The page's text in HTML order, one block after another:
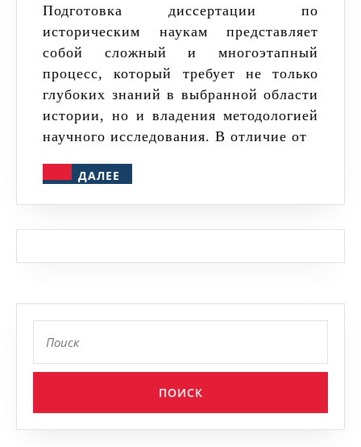
научный
труд:
написания
по
Подготовка диссертации по
историческим наукам представляет
собой сложный и многоэтапный
процесс, который требует не только
глубоких знаний в выбранной области
истории, но и владения методологией
научного исследования. В отличие от
ДАЛЕЕ